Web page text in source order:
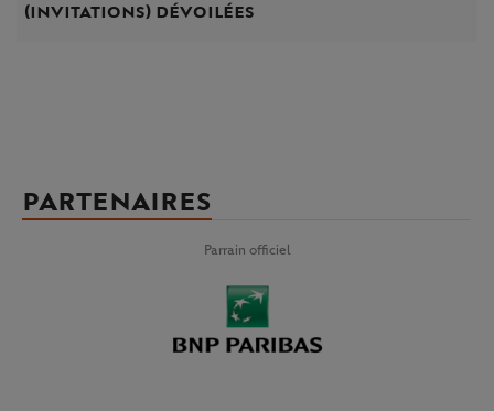
(invitations) dévoilées
PARTENAIRES
Parrain officiel